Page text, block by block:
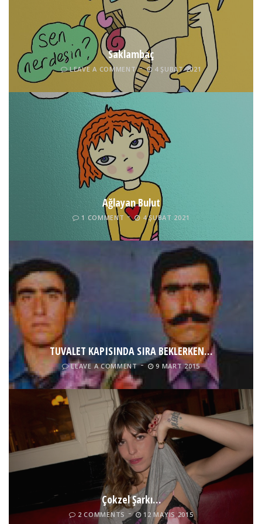
Saklambaç
LEAVE A COMMENT 4 ŞUBAT 2021
Ağlayan Bulut
1 COMMENT 4 ŞUBAT 2021
TUVALET KAPISINDA SIRA BEKLERKEN…
LEAVE A COMMENT 9 MART 2015
Çokzel Şarkı…
2 COMMENTS 12 MAYIS 2015